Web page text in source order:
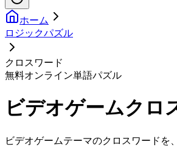
ホーム
ロジックパズル
クロスワード
無料オンライン単語パズル
ビデオゲームクロ
ビデオゲームテーマのクロスワードを